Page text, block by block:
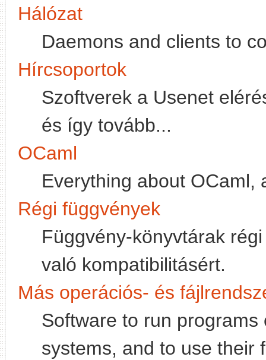
Hálózat
Daemons and clients to
Hírcsoportok
Szoftverek a Usenet
és így tovább...
OCaml
Everything about OCaml,
Régi függvények
Függvény-könyvtárak
való kompatibilitásért.
Más operációs- és
Software to run
systems, and to use their